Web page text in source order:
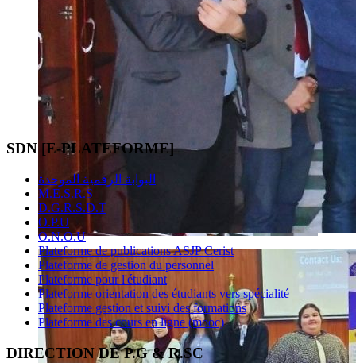
SDN [E-PLATEFORME]
البوابة الرقمية الموحدة
M.E.S.R.S
D.G.R.S.D.T
O.P.U
O.N.O.U
Plateforme de publications ASJP Cerist
Plateforme de gestion du personnel
Plateforme pour l'étudiant
Plateforme orientation des étudiants vers spécialité
Plateforme gestion et suivi des formations
Plateforme des cours en ligne (mooc)
DIRECTION DE P.G & R.SC